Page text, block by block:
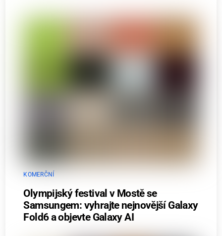
KOMERČNÍ
Olympijský festival v Mostě se
Samsungem: vyhrajte nejnovější Galaxy
Fold6 a objevte Galaxy AI